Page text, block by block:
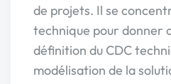
de projets. Il se
technique pour donner
définition du CDC
modélisation de la